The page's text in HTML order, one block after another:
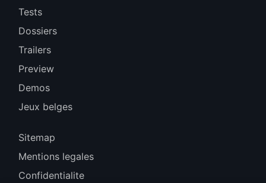
Tests
Dossiers
Trailers
Preview
Demos
Jeux belges
Sitemap
Mentions legales
Confidentialite